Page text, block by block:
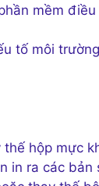
mềm
tố môi
hộp mực
in ra các